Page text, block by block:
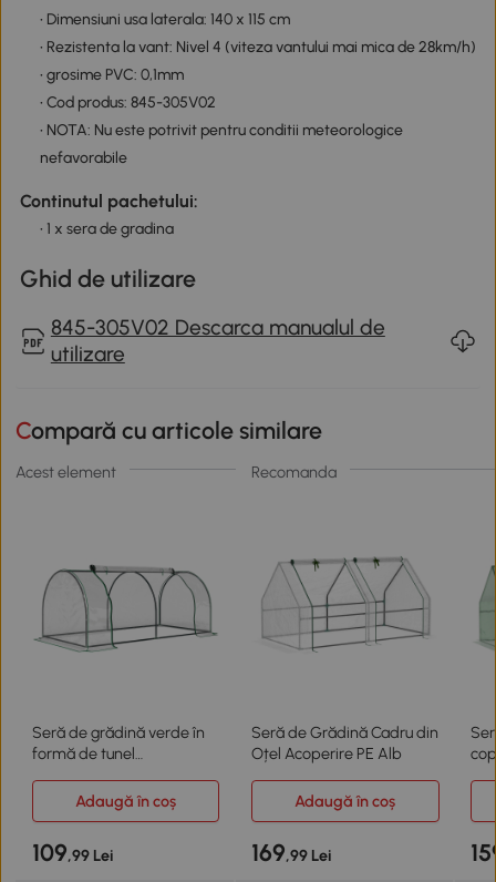
• Dimensiuni usa laterala: 140 x 115 cm
• Rezistenta la vant: Nivel 4 (viteza vantului mai mica de 28km/h)
• grosime PVC: 0,1mm
• Cod produs: 845-305V02
• NOTA: Nu este potrivit pentru conditii meteorologice
nefavorabile
Continutul pachetului:
• 1 x sera de gradina
Ghid de utilizare
845-305V02 Descarca manualul de
utilizare
Compară cu articole similare
Acest element Recomanda
Seră de grădină verde în
formă de tunel
Seră de Grădină Cadru din
Oțel Acoperire PE Alb
Adaugă în coș
Adaugă în coș
109,99 Lei 169,99 Lei